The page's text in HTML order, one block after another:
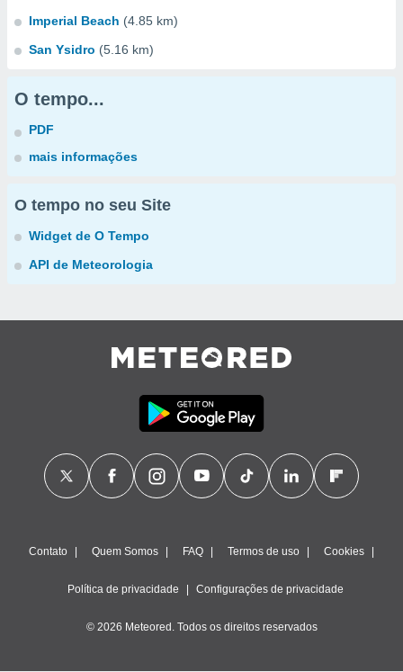
Imperial Beach (4.85 km)
San Ysidro (5.16 km)
O tempo...
PDF
mais informações
O tempo no seu Site
Widget de O Tempo
API de Meteorologia
Contato Quem Somos FAQ Termos de uso Cookies
Política de privacidade Configurações de privacidade
© 2026 Meteored. Todos os direitos reservados